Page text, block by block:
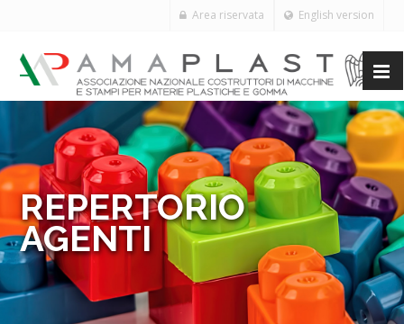
English version
Area riservata
REPERTORIO
AGENTI